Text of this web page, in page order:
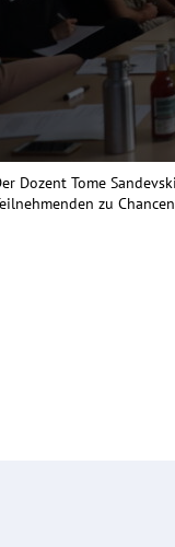
Dozent Tome
zu